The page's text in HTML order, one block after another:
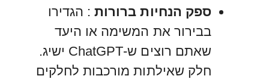
ספק הנחיות ברורות: הגדירו
בבירור את המשימה או היעד
שאתם רוצים ש-ChatGPT ישיג.
חלק שאילתות מורכבות לחלקים